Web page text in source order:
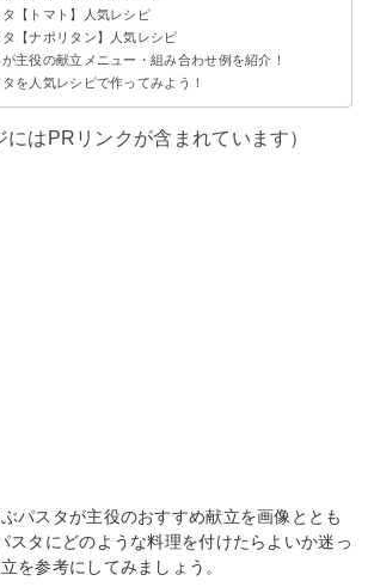
草のクリームパスタ
れるツナと玉ねぎのクリームパスタ
リームパスタ
ラ
クスで作るクリームパスタ
リームパスタ
【トマト】人気レシピ
の簡単パスタ
の簡単パスタ
のトマトパスタ
トパスタ
ナとトマトのパスタ
【ナポリタン】人気レシピ
ポリタン
タン
ナポリタン
ン
主役の献立メニュー・組み合わせ例を紹介！
〜20分で作れるパスタメインのランチを作りたい人におす
〜栄養のあるボリューム献立を作りたい人におすすめ〜
を人気レシピで作ってみよう！
にはPRリンクが含まれています）
パスタが主役のおすすめ献立を画像ととも
スタにどのような料理を付けたらよいか迷っ
を参考にしてみましょう。